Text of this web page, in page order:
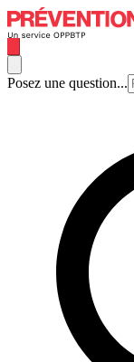
Posez une question...